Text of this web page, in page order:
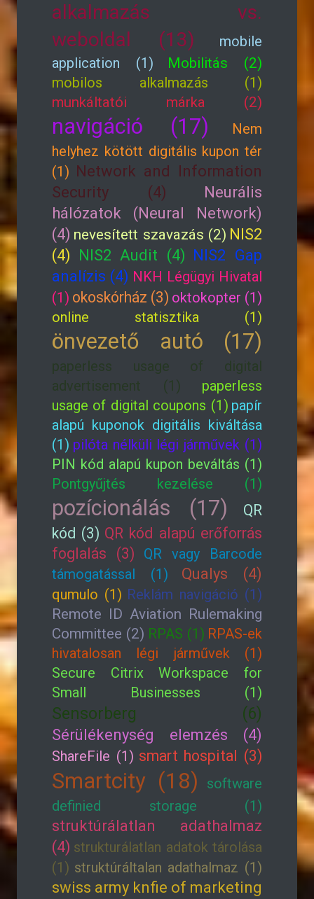
alkalmazás vs.
weboldal (13)
mobile
application (1)
Mobilitás (2)
mobilos alkalmazás (1)
munkáltatói márka (2)
navigáció (17)
Nem
helyhez kötött digitális kupon tér
(1) Network and Information
Security (4)
Neurális
hálózatok (Neural Network)
(4) nevesített szavazás (2) NIS2
(4) NIS2 Audit (4) NIS2 Gap
analízis (4) NKH Légügyi Hivatal
(1) okoskórház (3) oktokopter (1)
online statisztika (1)
önvezető autó (17)
paperless usage of digital
advertisement (1)
paperless
usage of digital coupons (1) papír
alapú kuponok digitális kiváltása
(1) pilóta nélküli légi járművek (1)
PIN kód alapú kupon beváltás (1)
Pontgyűjtés kezelése (1)
pozícionálás (17)
QR
kód (3) QR kód alapú erőforrás
foglalás (3)
QR vagy Barcode
támogatással (1)
Qualys (4)
qumulo (1) Reklám navigáció (1)
Remote ID Aviation Rulemaking
Committee (2) RPAS (1) RPAS-ek
hivatalosan légi járművek (1)
Secure Citrix Workspace for
Small Businesses (1)
Sensorberg (6)
Sérülékenység elemzés (4)
ShareFile (1) smart hospital (3)
Smartcity (18)
software
definied storage (1)
struktúrálatlan adathalmaz
(4) strukturálatlan adatok tárolása
(1) struktúráltalan adathalmaz (1)
swiss army knfie of marketing